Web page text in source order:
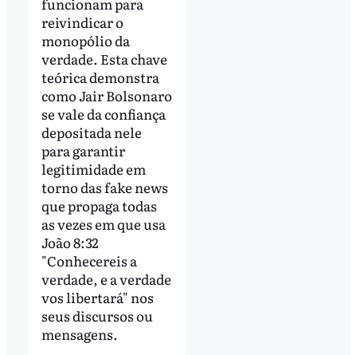
reivindicar o
monopólio da
verdade. Esta chave
teórica demonstra
como Jair Bolsonaro
se vale da confiança
depositada nele
para garantir
legitimidade em
torno das fake news
que propaga todas
as vezes em que usa
João 8:32
"Conhecereis a
verdade, e a verdade
vos libertará" nos
seus discursos ou
mensagens.